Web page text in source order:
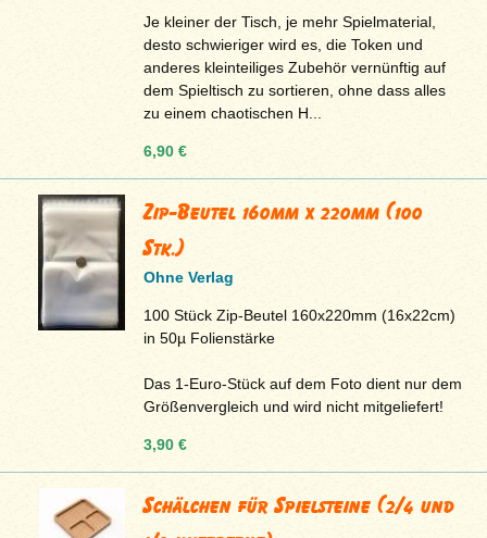
Je kleiner der Tisch, je mehr Spielmaterial,
desto schwieriger wird es, die Token und
anderes kleinteiliges Zubehör vernünftig auf
dem Spieltisch zu sortieren, ohne dass alles
zu einem chaotischen H...
6,90 €
Zip-Beutel 160mm x 220mm (100
Stk.)
Ohne Verlag
100 Stück Zip-Beutel 160x220mm (16x22cm)
in 50µ Folienstärke
Das 1-Euro-Stück auf dem Foto dient nur dem
Größenvergleich und wird nicht mitgeliefert!
3,90 €
Schälchen für Spielsteine (2/4 und